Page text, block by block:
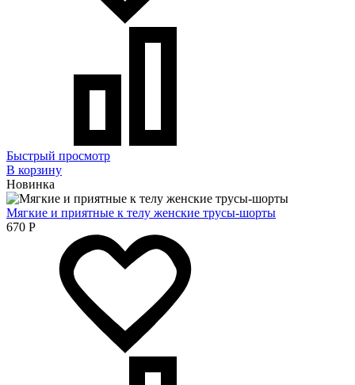
Быстрый просмотр
В корзину
Новинка
Мягкие и приятные к телу женские трусы-шорты
670 Р